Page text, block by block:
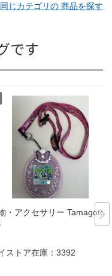
同じカテゴリの 商品を探す
です
・アクセサリー Tamagotchi
ストア在庫： 3392